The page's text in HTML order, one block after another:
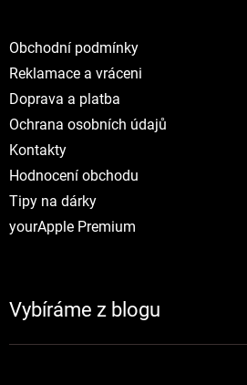
Obchodní podmínky
Reklamace a vráceni
Doprava a platba
Ochrana osobních údajů
Kontakty
Hodnocení obchodu
Tipy na dárky
yourApple Premium
Vybíráme z blogu